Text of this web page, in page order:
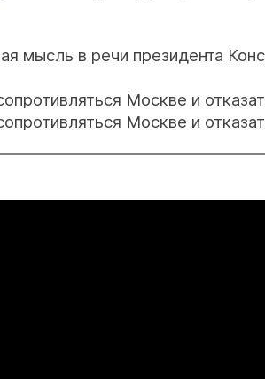
мысль в речи президента
Москве и
Москве и